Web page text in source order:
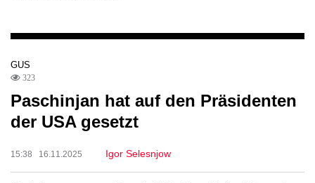
GUS
323
Paschinjan hat auf den Präsidenten
der USA gesetzt
15:38 16.11.2025 Igor Selesnjow